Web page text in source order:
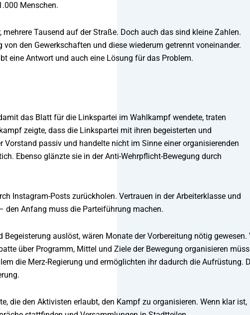
Menschen.
Tausend auf der Straße. Doch auch das sind kleine Zahlen.
den Gewerkschaften und diese wiederum getrennt voneinander.
eine Antwort und auch eine Lösung für das Problem.
das Blatt für die Linkspartei im Wahlkampf wendete, traten
zeigte, dass die Linkspartei mit ihren begeisterten und
passiv und handelte nicht im Sinne einer organisierenden
Ebenso glänzte sie in der Anti-Wehrpflicht-Bewegung durch
Instagram-Posts zurückholen. Vertrauen in der Arbeiterklasse und
den Anfang muss die Parteiführung machen.
auslöst, wären Monate der Vorbereitung nötig gewesen.
über Programm, Mittel und Ziele der Bewegung organisieren
die Merz-Regierung und ermöglichten ihr dadurch die Aufrüstung.
die den Aktivisten erlaubt, den Kampf zu organisieren. Wenn klar ist,